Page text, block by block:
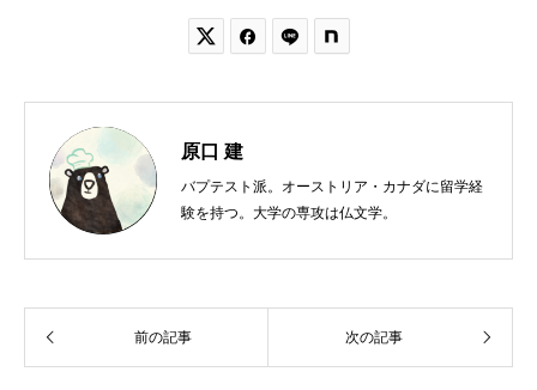
 
原口 建
バプテスト派。オーストリア・カナダに留学経
験を持つ。大学の専攻は仏文学。
前の記事 次の記事